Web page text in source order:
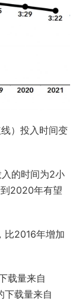
）投入时间变
的时间为2小
2020年有望
比2016年增加
载量来自
下载量来自